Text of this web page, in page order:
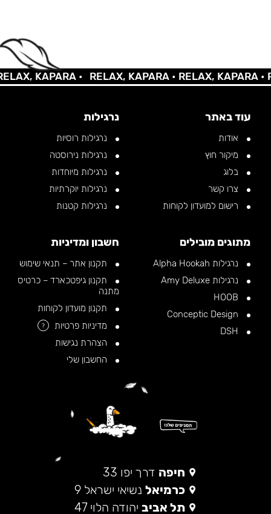
KAPARA • RELAX, KAPARA •RELAX, KAPARA •
עוד באתר
אודות
מיקור חוץ
בלוג
צרו קשר
רישום למועדון לקוחות
נרגילות
נרגילות רוסיות
נרגילות נירוסטה
נרגילות מיוחדות
נרגילות יוקרתיות
נרגילות קטנות
מתוגים מובילים
נרגילות Alpha Hookah
נרגילות Amy Deluxe
חשבון ומדיניות
תקנון אתר – תנאי שימוש
תקנון גיפטכארד – כרטיס
מתנה
תקנון מועדון לקוחות
מדיניות פרטיות
?
הצהרת נגישות
החשבון שלי
חיפה דרך יפו 33
כרמיאל נשיאי ישראל 9
תל אביב יהודה הלוי 47